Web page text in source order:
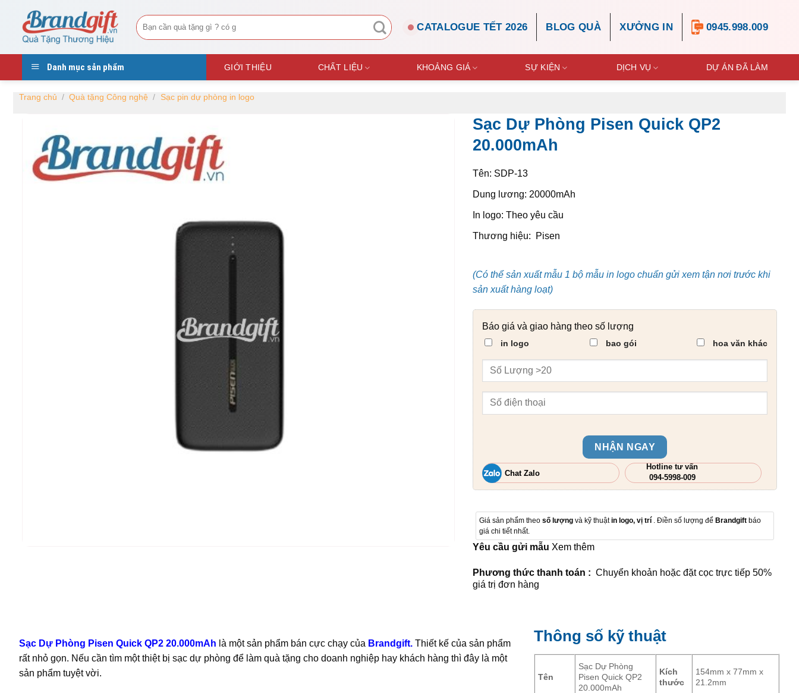
content
Tìm
kiếm:
CATALOGUE TẾT 2026 BLOG QUÀ XƯỞNG IN 0945.998.009
Danh mục sản phẩm GIỚI THIỆU CHẤT LIỆU KHOẢNG GIÁ SỰ KIỆN DỊCH VỤ DỰ ÁN ĐÃ LÀM
Trang chủ / Quà tặng Công nghệ / Sạc pin dự phòng in logo
Sạc Dự Phòng Pisen Quick QP2
20.000mAh
Tên: SDP-13
Dung lương: 20000mAh
In logo: Theo yêu cầu
Thương hiệu: Pisen
(Có thể sản xuất mẫu 1 bộ mẫu in logo chuẩn gửi xem tận nơi trước khi
sản xuất hàng loạt)
Báo giá và giao hàng theo số lượng
in logo bao gói hoa văn khác
NHẬN NGAY
Chat Zalo
Hotline tư vấn
094-5998-009
Giá sản phẩm theo số lượng và kỹ thuậtin logo, vị trí . Điền số lượng để Brandgift báo
giá chi tiết nhất.
Yêu cầu gửi mẫu Xem thêm
Phương thức thanh toán : Chuyển khoản hoặc đặt cọc trực tiếp 50%
giá trị đơn hàng
Sạc Dự Phòng Pisen Quick QP2 20.000mAh là một sản phẩm bán cực chạy của Brandgift. Thiết kế của sản phẩm
rất nhỏ gọn. Nếu cần tìm một thiệt bị sạc dự phòng để làm quà tặng cho doanh nghiệp hay khách hàng thì đây là một
sản phẩm tuyệt vời.
Thông số kỹ thuật
Tên
Sạc Dự Phòng
Pisen Quick QP2
20.000mAh
Kích
thước
154mm x 77mm x
21.2mm